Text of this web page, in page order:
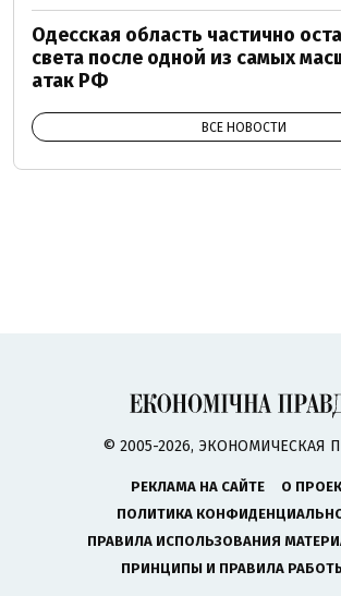
Одесская область частично
света после одной из самых
атак РФ
ВСЕ НОВОСТИ
© 2005-2026, ЭКОНОМИЧЕСКАЯ
РЕКЛАМА НА САЙТЕ
О
ПОЛИТИКА
ПРАВИЛА ИСПОЛЬЗОВАНИЯ
ПРИНЦИПЫ И ПРАВИЛА